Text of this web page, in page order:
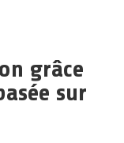
grâce
sur